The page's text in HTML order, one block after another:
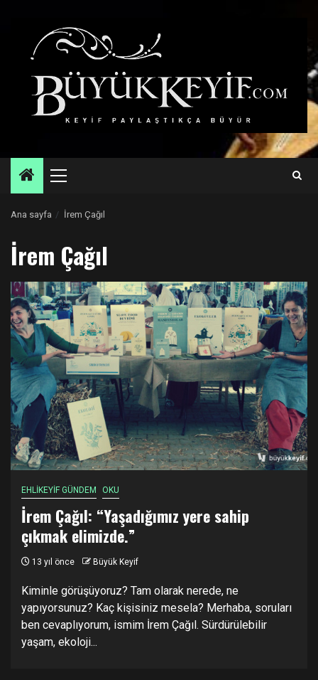
Primary
Ana sayfa İrem Çağıl
İrem Çağıl
EHLİKEYİF GÜNDEM OKU
İrem Çağıl: “Yaşadığımız yere sahip
çıkmak elimizde.”
13 yıl önce Büyük Keyif
Kiminle görüşüyoruz? Tam olarak nerede, ne
yapıyorsunuz? Kaç kişisiniz mesela? Merhaba, soruları
ben cevaplıyorum, ismim İrem Çağıl. Sürdürülebilir
yaşam, ekoloji...